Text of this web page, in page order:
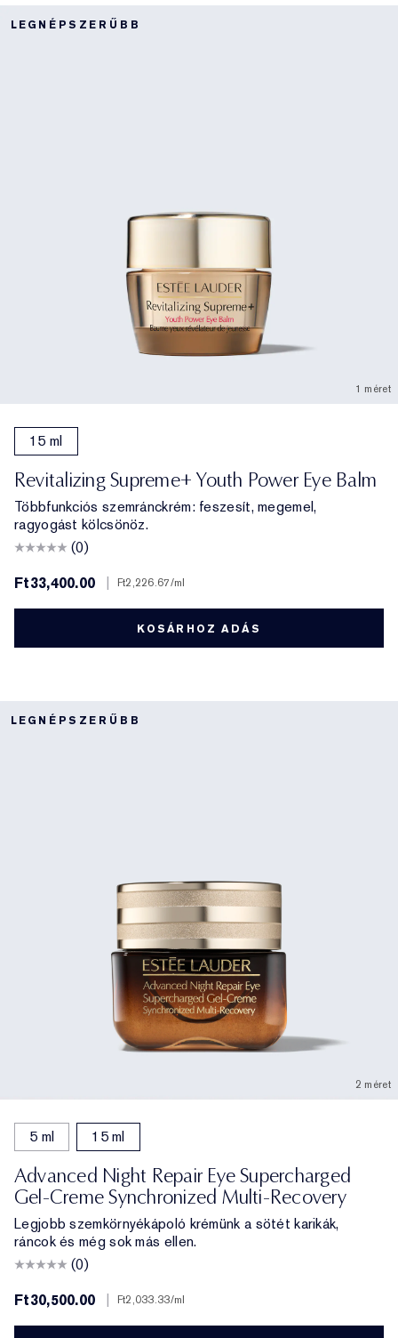
LEGNÉPSZERŰBB
1 méret
15 ml
Revitalizing Supreme+ Youth Power Eye Balm
Többfunkciós szemránckrém: feszesít, megemel,
ragyogást kölcsönöz.
(0)
Ft33,400.00
Ft2,226.67/ml
KOSÁRHOZ ADÁS
LEGNÉPSZERŰBB
2 méret
5 ml 15 ml
Advanced Night Repair Eye Supercharged
Gel-Creme Synchronized Multi-Recovery
Legjobb szemkörnyékápoló krémünk a sötét karikák,
ráncok és még sok más ellen.
(0)
Ft30,500.00
Ft2,033.33/ml